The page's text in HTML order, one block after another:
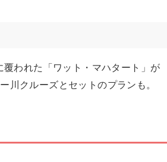
われた「ワット・マハタート」が
川クルーズとセットのプランも。